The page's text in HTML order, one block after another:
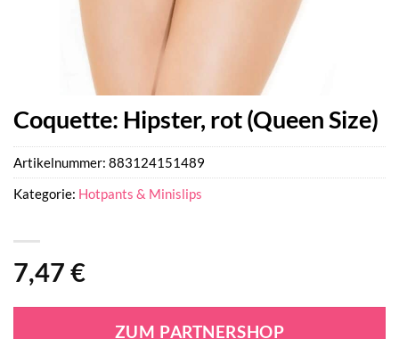
Coquette: Hipster, rot (Queen Size)
7,47 €
ZUM PARTNERSHOP
Artikelnummer: 883124151489
Kategorie: Hotpants & Minislips